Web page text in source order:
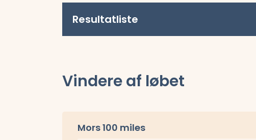
Resultatliste
Vindere af løbet
Mors 100 miles